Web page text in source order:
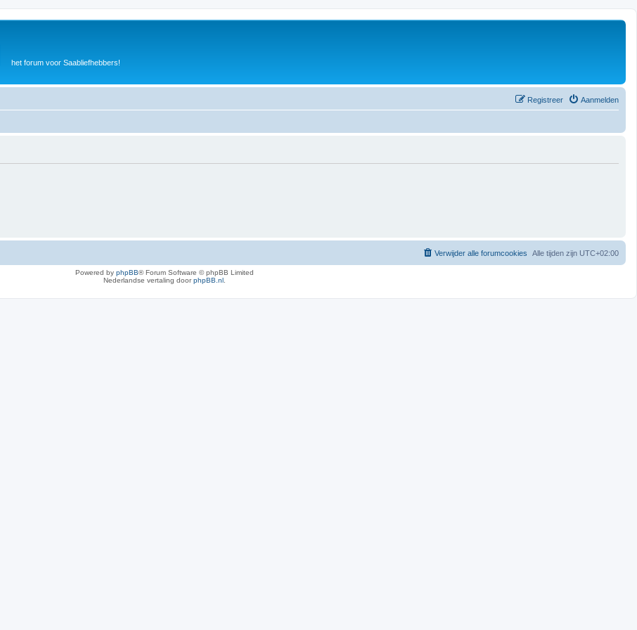
het forum voor Saabliefhebbers!
Aanmelden
Registreer
Alle tijden zijn UTC+02:00
Verwijder alle forumcookies
Powered by phpBB® Forum Software © phpBB Limited
Nederlandse vertaling doorphpBB.nl